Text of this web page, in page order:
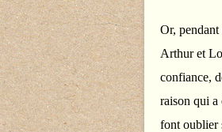
Or, pendant
Arthur et
confiance,
raison qui a
font oublier